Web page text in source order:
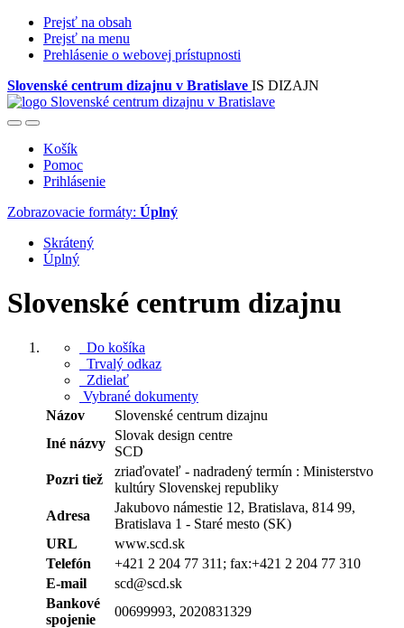
Prejsť na obsah
Prejsť na menu
Prehlásenie o webovej prístupnosti
Slovenské centrum dizajnu v Bratislave IS DIZAJN
Košík
Pomoc
Prihlásenie
Zobrazovacie formáty: Úplný
Skrátený
Úplný
Slovenské centrum dizajnu
Do košíka
Trvalý odkaz
Zdielať
Vybrané dokumenty
Názov
Slovenské centrum dizajnu
Iné názvy
Slovak design centre
SCD
Pozri tiež
zriaďovateľ - nadradený termín : Ministerstvo
kultúry Slovenskej republiky
Adresa
Jakubovo námestie 12, Bratislava, 814 99,
Bratislava 1 - Staré mesto (SK)
URL
www.scd.sk
Telefón
+421 2 204 77 311; fax:+421 2 204 77 310
E-mail
scd@scd.sk
Bankové
spojenie
00699993, 2020831329